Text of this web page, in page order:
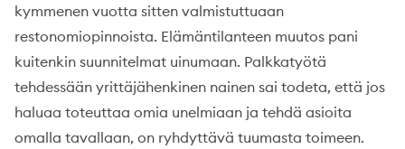
kymmenen vuotta sitten valmistuttuaan
restonomiopinnoista. Elämäntilanteen muutos pani
kuitenkin suunnitelmat uinumaan. Palkkatyötä
tehdessään yrittäjähenkinen nainen sai todeta, että jos
haluaa toteuttaa omia unelmiaan ja tehdä asioita
omalla tavallaan, on ryhdyttävä tuumasta toimeen.